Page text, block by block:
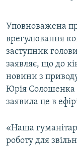
Усі сайти RFE/
Уповноважена
врегулювання
заступник
заявляє, що до
новини з приводу
Юрія Солошенка
заявила це в
«Наша
роботу для